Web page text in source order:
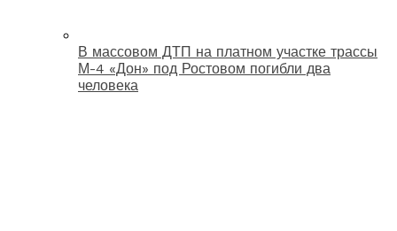
В массовом ДТП на платном участке трассы
М-4 «Дон» под Ростовом погибли два
человека